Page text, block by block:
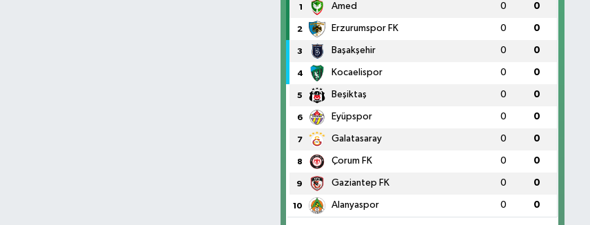
1 Amed 0 0
2 Erzurumspor FK 0 0
3 Başakşehir 0 0
4 Kocaelispor 0 0
5 Beşiktaş 0 0
6 Eyüpspor 0 0
7 Galatasaray 0 0
8 Çorum FK 0 0
9 Gaziantep FK 0 0
10 Alanyaspor 0 0